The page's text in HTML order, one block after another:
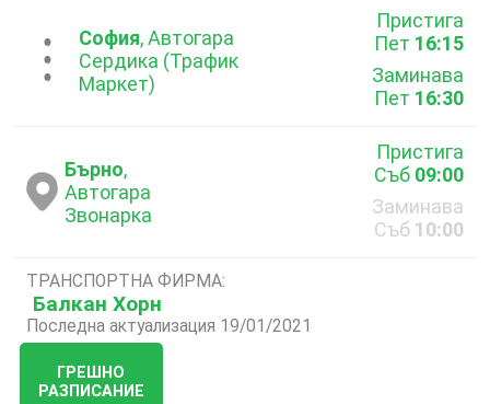
...София, Автогара
Сердика (Трафик
Маркет)
Пристига
Пет 16:15
Заминава
Пет 16:30
Бърно,
Автогара
Звонарка
Пристига
Съб 09:00
Заминава
Съб 10:00
ТРАНСПОРТНА ФИРМА:
Балкан Хорн
Последна актуализация 19/01/2021
ГРЕШНО
РАЗПИСАНИЕ